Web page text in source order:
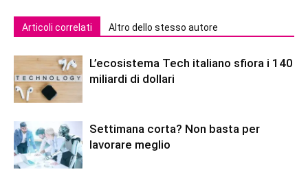
Articoli correlati Altro dello stesso autore
L’ecosistema Tech italiano sfiora i 140
miliardi di dollari
Settimana corta? Non basta per
lavorare meglio